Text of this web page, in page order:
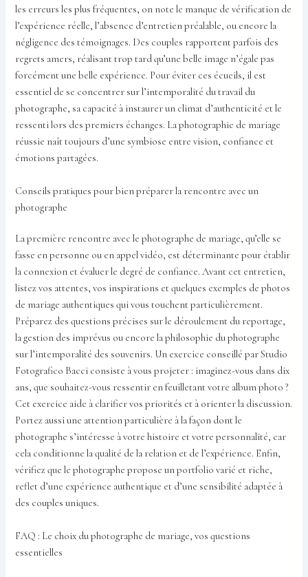
les erreurs les plus fréquentes, on note le manque de vérification de
l’expérience réelle, l’absence d’entretien préalable, ou encore la
négligence des témoignages. Des couples rapportent parfois des
regrets amers, réalisant trop tard qu’une belle image n’égale pas
forcément une belle expérience. Pour éviter ces écueils, il est
essentiel de se concentrer sur l’intemporalité du travail du
photographe, sa capacité à instaurer un climat d’authenticité et le
ressenti lors des premiers échanges. La photographie de mariage
réussie naît toujours d’une symbiose entre vision, confiance et
émotions partagées.
Conseils pratiques pour bien préparer la rencontre avec un
photographe
La première rencontre avec le photographe de mariage, qu’elle se
fasse en personne ou en appel vidéo, est déterminante pour établir
la connexion et évaluer le degré de confiance. Avant cet entretien,
listez vos attentes, vos inspirations et quelques exemples de photos
de mariage authentiques qui vous touchent particulièrement.
Préparez des questions précises sur le déroulement du reportage,
la gestion des imprévus ou encore la philosophie du photographe
sur l’intemporalité des souvenirs. Un exercice conseillé par Studio
Fotografico Bacci consiste à vous projeter : imaginez-vous dans dix
ans, que souhaitez-vous ressentir en feuilletant votre album photo ?
Cet exercice aide à clarifier vos priorités et à orienter la discussion.
Portez aussi une attention particulière à la façon dont le
photographe s’intéresse à votre histoire et votre personnalité, car
cela conditionne la qualité de la relation et de l’expérience. Enfin,
vérifiez que le photographe propose un portfolio varié et riche,
reflet d’une expérience authentique et d’une sensibilité adaptée à
des couples uniques.
FAQ : Le choix du photographe de mariage, vos questions
essentielles